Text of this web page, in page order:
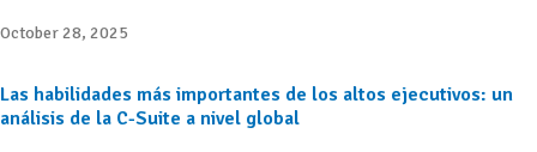
October 28, 2025
Las habilidades más importantes de los altos ejecutivos: un
análisis de la C-Suite a nivel global